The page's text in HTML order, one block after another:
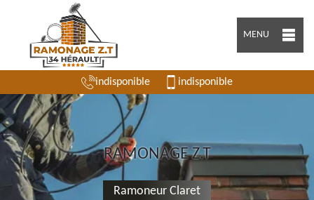
MENU
indisponible indisponible
RAMONAGE Z.T
Ramoneur Claret